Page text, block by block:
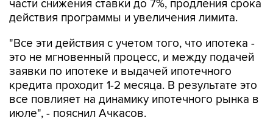
"Все эти действия с учетом того, что ипотека -
заявки по ипотеке и выдачей ипотечного
кредита проходит 1-2 месяца. В результате это
все повлияет на динамику ипотечного рынка в
июле", - пояснил Ачкасов.
Льготная программа ипотеки работает с 2019